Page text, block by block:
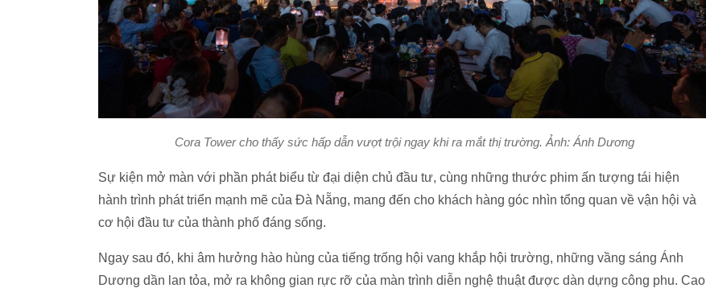
Cora Tower cho thấy sức hấp dẫn vượt trội ngay khi ra mắt thị trường. Ảnh: Ánh Dương
Sự kiện mở màn với phần phát biểu từ đại diện chủ đầu tư, cùng những thước phim ấn tượng tái hiện
hành trình phát triển mạnh mẽ của Đà Nẵng, mang đến cho khách hàng góc nhìn tổng quan về vận hội và
cơ hội đầu tư của thành phố đáng sống.
Ngay sau đó, khi âm hưởng hào hùng của tiếng trống hội vang khắp hội trường, những vầng sáng Ánh
Dương dần lan tỏa, mở ra không gian rực rỡ của màn trình diễn nghệ thuật được dàn dựng công phu. Cao